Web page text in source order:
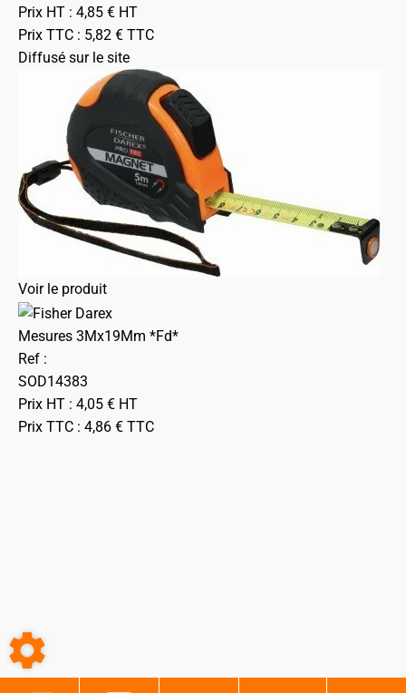
Prix HT : 4,85 € HT
Prix TTC : 5,82 € TTC
Diffusé sur le site
Voir le produit
Mesures 3Mx19Mm *Fd*
Ref :
SOD14383
Prix HT : 4,05 € HT
Prix TTC : 4,86 € TTC